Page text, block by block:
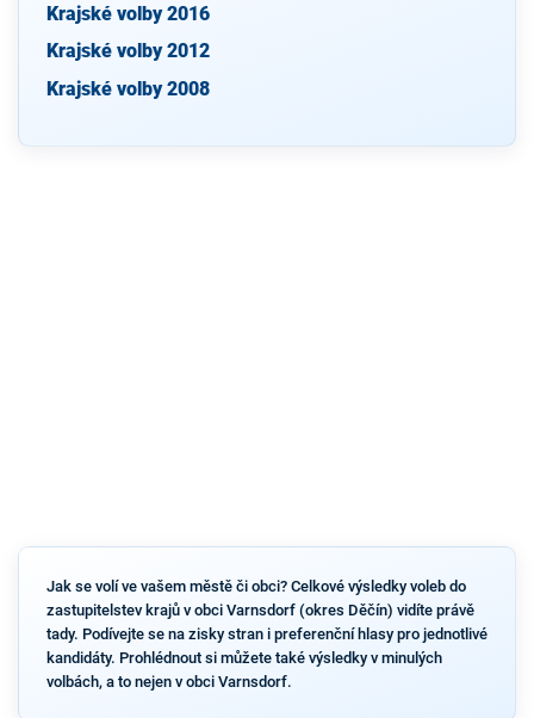
Krajské volby 2016
Krajské volby 2012
Krajské volby 2008
Jak se volí ve vašem městě či obci? Celkové výsledky voleb do
zastupitelstev krajů v obci Varnsdorf (okres Děčín) vidíte právě
tady. Podívejte se na zisky stran i preferenční hlasy pro jednotlivé
kandidáty. Prohlédnout si můžete také výsledky v minulých
volbách, a to nejen v obci Varnsdorf.